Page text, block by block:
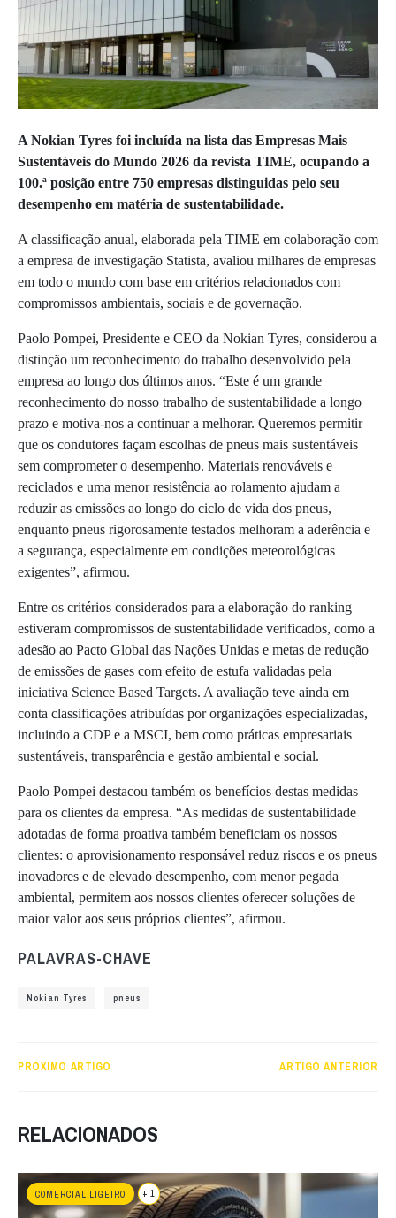
A Nokian Tyres foi incluída na lista das Empresas Mais
Sustentáveis do Mundo 2026 da revista TIME, ocupando a
100.ª posição entre 750 empresas distinguidas pelo seu
desempenho em matéria de sustentabilidade.
A classificação anual, elaborada pela TIME em colaboração com
a empresa de investigação Statista, avaliou milhares de empresas
em todo o mundo com base em critérios relacionados com
compromissos ambientais, sociais e de governação.
Paolo Pompei, Presidente e CEO da Nokian Tyres, considerou a
distinção um reconhecimento do trabalho desenvolvido pela
empresa ao longo dos últimos anos. “Este é um grande
reconhecimento do nosso trabalho de sustentabilidade a longo
prazo e motiva-nos a continuar a melhorar. Queremos permitir
que os condutores façam escolhas de pneus mais sustentáveis
sem comprometer o desempenho. Materiais renováveis e
reciclados e uma menor resistência ao rolamento ajudam a
reduzir as emissões ao longo do ciclo de vida dos pneus,
enquanto pneus rigorosamente testados melhoram a aderência e
a segurança, especialmente em condições meteorológicas
exigentes”, afirmou.
Entre os critérios considerados para a elaboração do ranking
estiveram compromissos de sustentabilidade verificados, como a
adesão ao Pacto Global das Nações Unidas e metas de redução
de emissões de gases com efeito de estufa validadas pela
iniciativa Science Based Targets. A avaliação teve ainda em
conta classificações atribuídas por organizações especializadas,
incluindo a CDP e a MSCI, bem como práticas empresariais
sustentáveis, transparência e gestão ambiental e social.
Paolo Pompei destacou também os benefícios destas medidas
para os clientes da empresa. “As medidas de sustentabilidade
adotadas de forma proativa também beneficiam os nossos
clientes: o aprovisionamento responsável reduz riscos e os pneus
inovadores e de elevado desempenho, com menor pegada
ambiental, permitem aos nossos clientes oferecer soluções de
maior valor aos seus próprios clientes”, afirmou.
PALAVRAS-CHAVE
Nokian Tyres pneus
PRÓXIMO ARTIGO ARTIGO ANTERIOR
RELACIONADOS
COMERCIAL LIGEIRO + 1